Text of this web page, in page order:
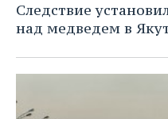
Следствие
над медведем в